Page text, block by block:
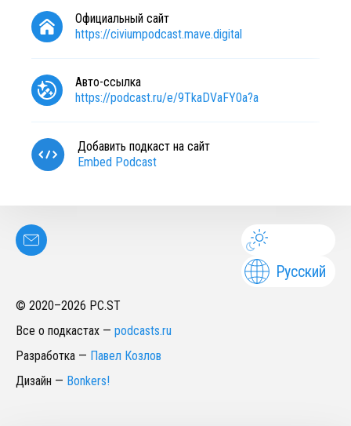
Официальный сайт
https://civiumpodcast.mave.digital
Авто-ссылка
https://podcast.ru/e/9TkaDVaFY0a?a
Добавить подкаст на сайт
Embed Podcast
Русский
© 2020–2026 PC.ST
Все о подкастах — podcasts.ru
Разработка — Павел Козлов
Дизайн — Bonkers!